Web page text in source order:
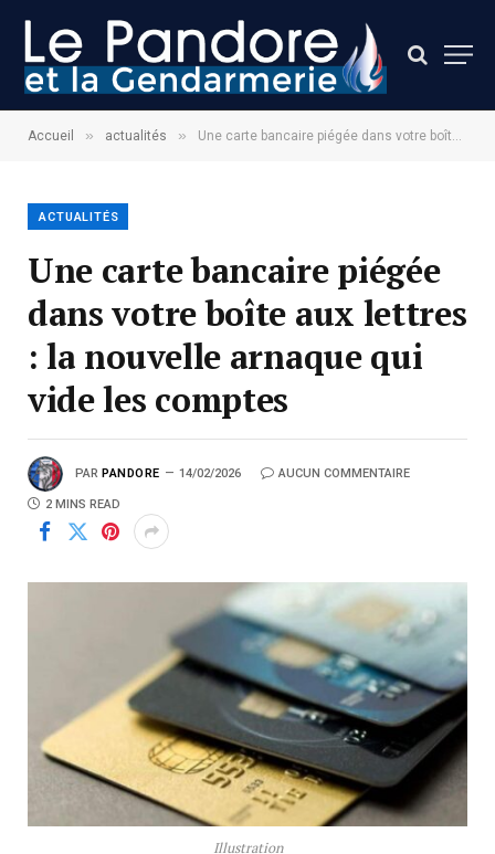
Accueil » actualités » Une carte bancaire piégée dans votre boîte aux lettres : la nouvelle arnaque qui vide les comptes
ACTUALITÉS
Une carte bancaire piégée
dans votre boîte aux lettres
: la nouvelle arnaque qui
vide les comptes
PAR PANDORE 14/02/2026 AUCUN COMMENTAIRE
2 MINS READ
Illustration